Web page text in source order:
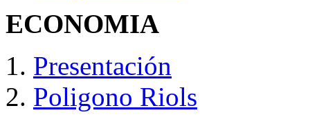
ECONOMIA
Presentación
Poligono Riols